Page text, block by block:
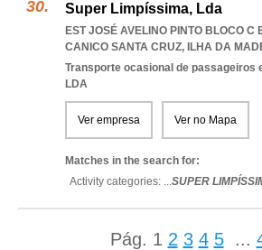
Super Limpíssima, Lda
EST JOSÉ AVELINO PINTO BLOCO
CANICO SANTA CRUZ, ILHA DA
Transporte ocasional de passageiros
LDA
Ver empresa Ver no Mapa
Matches in the search for:
Activity categories: ...SUPER
Pág. 1 2 3 4 5 ...